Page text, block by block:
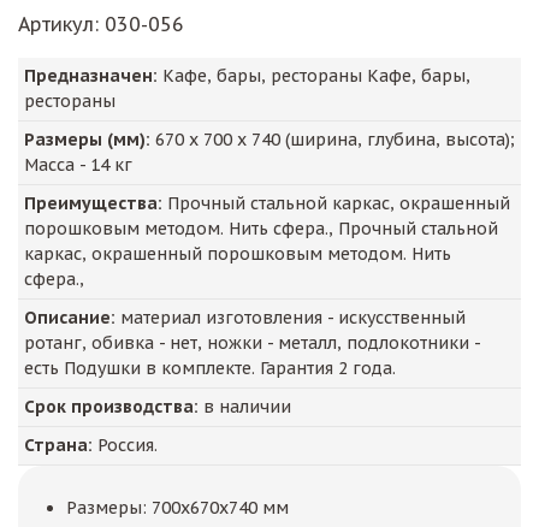
Артикул: 030-056
Предназначен: Кафе, бары, рестораны Кафе, бары,
рестораны
Размеры (мм): 670 х 700 х 740 (ширина, глубина, высота);
Масса - 14кг
Преимущества: Прочный стальной каркас, окрашенный
порошковым методом. Нить сфера., Прочный стальной
каркас, окрашенный порошковым методом. Нить
сфера.,
Описание: материал изготовления - искусственный
ротанг, обивка - нет, ножки - металл, подлокотники -
есть Подушки в комплекте. Гарантия 2 года.
Срок производства: в наличии
Страна: Россия.
Размеры: 700x670x740 мм